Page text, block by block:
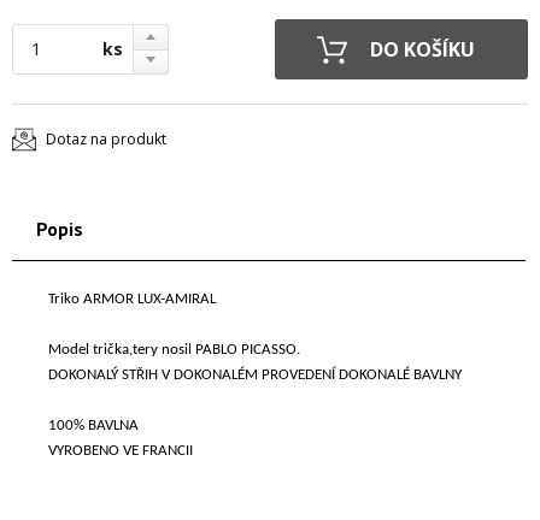
ks
Dotaz na produkt
Popis
Triko ARMOR LUX-AMIRAL
Model trička,tery nosil PABLO PICASSO.
DOKONALÝ STŘIH V DOKONALÉM PROVEDENÍ DOKONALÉ BAVLNY
100% BAVLNA
VYROBENO VE FRANCII